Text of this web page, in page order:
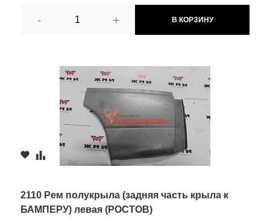
- + В КОРЗИНУ
2110 Рем полукрыла (задняя часть крыла к
БАМПЕРУ) левая (РОСТОВ)